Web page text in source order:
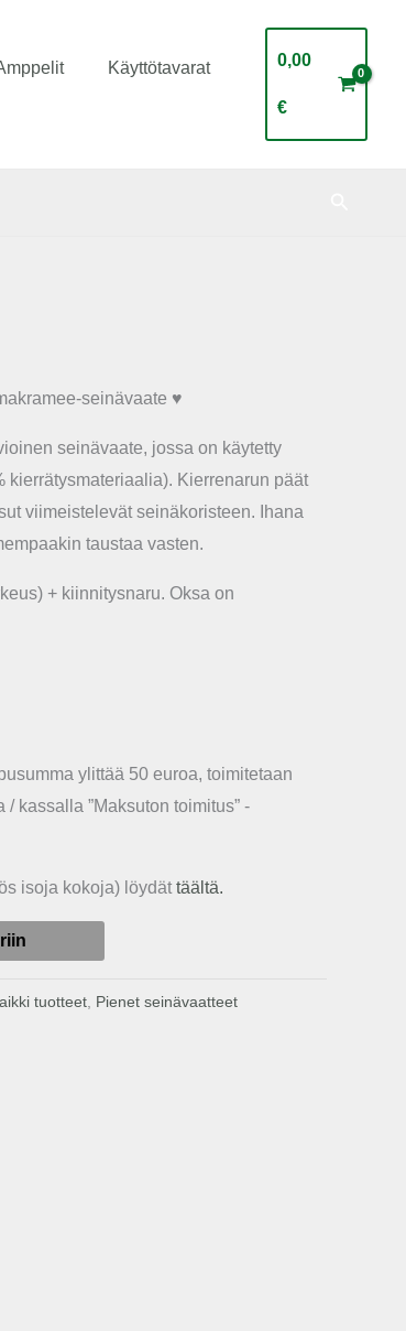
Käyttötavarat
0,00
€
seinävaate ♥
seinävaate, jossa on käytetty
kierrätysmateriaalia). Kierrenarun päät
viimeistelevät seinäkoristeen. Ihana
taustaa vasten.
+ kiinnitysnaru. Oksa on
ylittää 50 euroa, toimitetaan
kassalla ”Maksuton toimitus” -
isoja kokoja) löydät täältä.
tuotteet Pienet seinävaatteet